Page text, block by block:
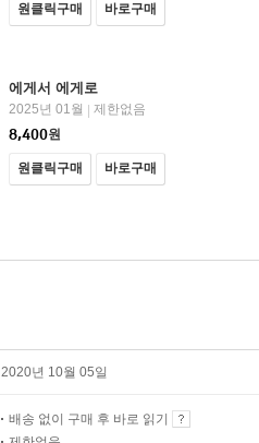
원클릭구매 바로구매
에게서 에게로
2025년 01월
제한없음
8,400원
원클릭구매 바로구매
2020년 10월 05일
배송 없이 구매 후 바로 읽기